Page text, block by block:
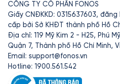
CÔNG TY CỔ PHẦN FONOS
Giấy CNĐKKD: 0315637603,
cấp bởi Sở KHĐT thành phố Hồ
Địa chỉ: 119 Mỹ Kim 2 - H25, Phú
Quận 7, Thành phố Hồ Chí Minh,
Email: support@fonos.vn
Hotline: 1900.561.542